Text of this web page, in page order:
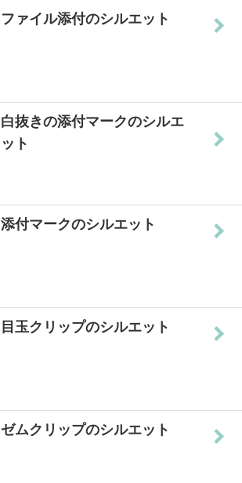
ファイル添付のシルエット
白抜きの添付マークのシルエ
ット
添付マークのシルエット
目玉クリップのシルエット
ゼムクリップのシルエット